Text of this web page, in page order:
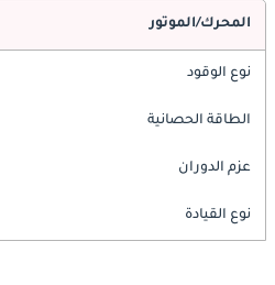
المحرك/الموتور
نوع الوقود
الطاقة الحصانية
عزم الدوران
نوع القيادة